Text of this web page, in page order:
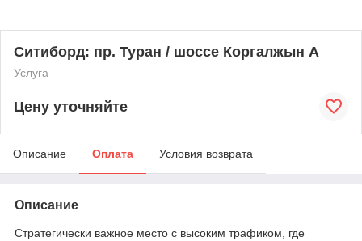
Ситиборд: пр. Туран / шоссе Коргалжын А
Услуга
Цену уточняйте
Описание Оплата Условия возврата
Описание
Стратегически важное место с высоким трафиком, где